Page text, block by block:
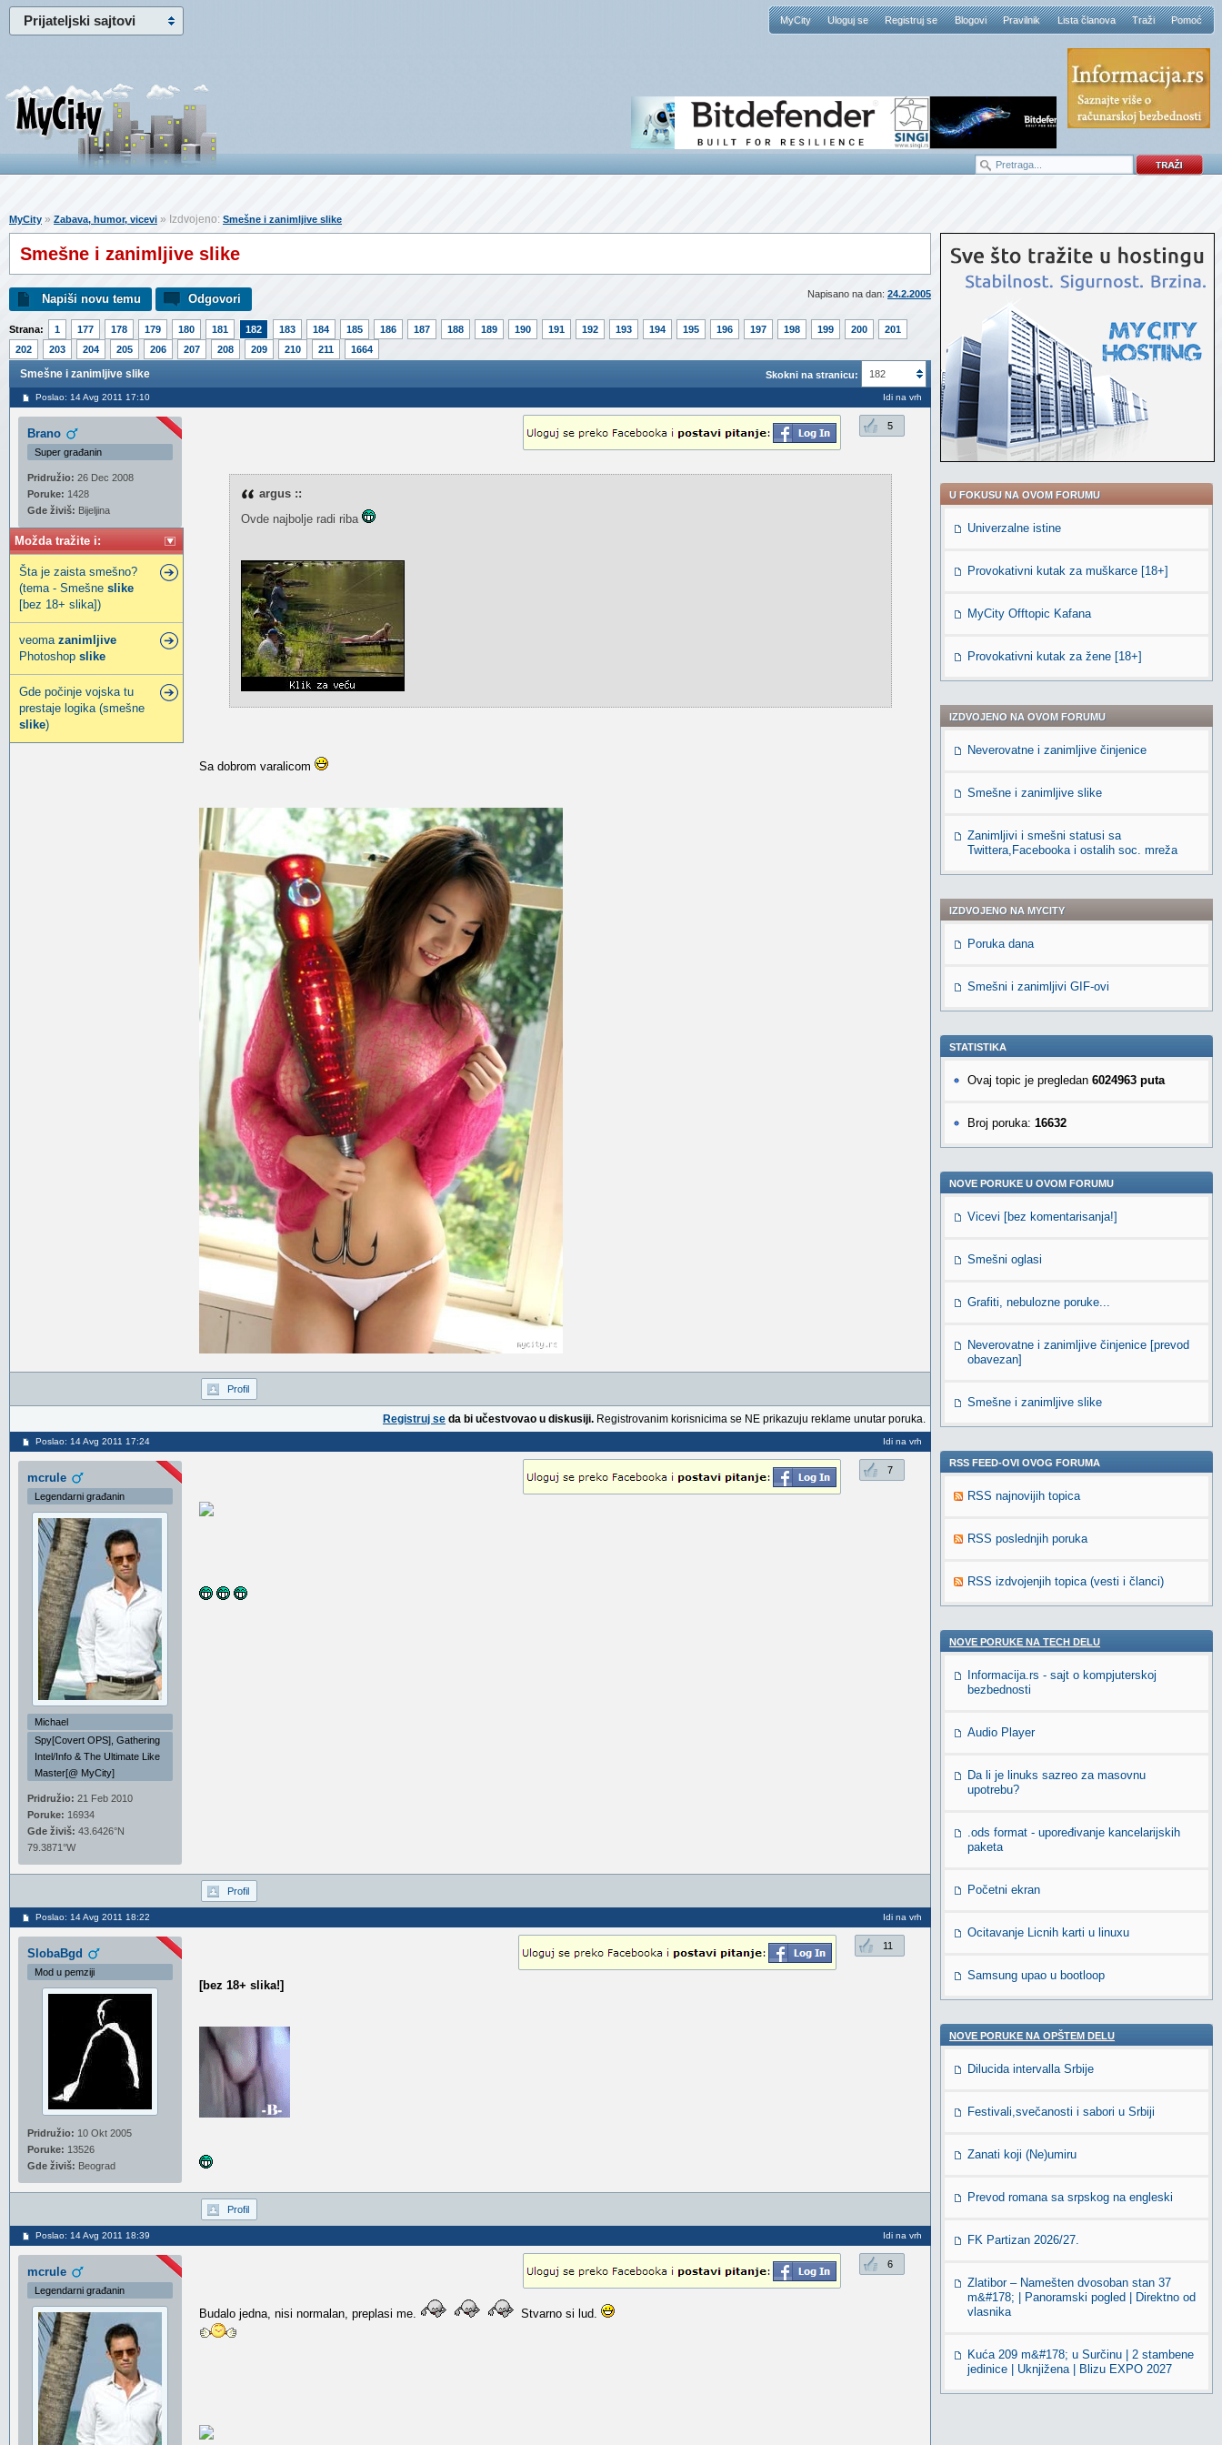
Prijateljski sajtovi MyCity Uloguj se Registruj se Blogovi Pravilnik Lista članova Traži Pomoć
Možda tražite i:
Šta je zaista smešno?
(tema - Smešne slike
[bez 18+ slika])
veoma zanimljive
Photoshop slike
Gde počinje vojska tu
prestaje logika (smešne
slike)
MyCity » Zabava, humor, vicevi » Izdvojeno: Smešne i zanimljive slike
Smešne i zanimljive slike
Napisano na dan: 24.2.2005
Napiši novu temu Odgovori
Strana: 1 177 178 179 180 181 182 183 184 185 186 187 188 189 190 191 192 193 194 195 196 197 198 199 200
201
202
203 204 205 206 207 208 209 210 211 1664
Skokni na stranicu: 182
Smešne i zanimljive slike
Poslao: 14 Avg 2011 17:10 Idi na vrh
Brano
Super građanin
Pridružio: 26 Dec 2008
Poruke: 1428
Gde živiš: Bijeljina
5
argus ::
Ovde najbolje radi riba
Sa dobrom varalicom
Profil
Registruj se da bi učestvovao u diskusiji. Registrovanim korisnicima se NE prikazuju reklame unutar poruka.
Poslao: 14 Avg 2011 17:24 Idi na vrh
mcrule
Legendarni građanin
Michael
Spy[Covert OPS], Gathering
Intel/Info & The Ultimate Like
Master[@ MyCity]
Pridružio: 21 Feb 2010
Poruke: 16934
Gde živiš: 43.6426°N
79.3871°W
7
Profil
Poslao: 14 Avg 2011 18:22 Idi na vrh
SlobaBgd
Mod u pemziji
Pridružio: 10 Okt 2005
Poruke: 13526
Gde živiš: Beograd
11
[bez 18+ slika!]
Profil
Poslao: 14 Avg 2011 18:39 Idi na vrh
mcrule
Legendarni građanin
6
Budalo jedna, nisi normalan, preplasi me. Stvarno si lud.
U FOKUSU NA OVOM FORUMU
Univerzalne istine
Provokativni kutak za muškarce [18+]
MyCity Offtopic Kafana
Provokativni kutak za žene [18+]
IZDVOJENO NA OVOM FORUMU
Neverovatne i zanimljive činjenice
Smešne i zanimljive slike
Zanimljivi i smešni statusi sa
Twittera,Facebooka i ostalih soc. mreža
IZDVOJENO NA MYCITY
Poruka dana
Smešni i zanimljivi GIF-ovi
STATISTIKA
Ovaj topic je pregledan 6024963 puta
Broj poruka: 16632
NOVE PORUKE U OVOM FORUMU
Vicevi [bez komentarisanja!]
Smešni oglasi
Grafiti, nebulozne poruke...
Neverovatne i zanimljive činjenice [prevod
obavezan]
Smešne i zanimljive slike
RSS FEED-OVI OVOG FORUMA
RSS najnovijih topica
RSS poslednjih poruka
RSS izdvojenjih topica (vesti i članci)
NOVE PORUKE NA TECH DELU
Informacija.rs - sajt o kompjuterskoj
bezbednosti
Audio Player
Da li je linuks sazreo za masovnu
upotrebu?
.ods format - upoređivanje kancelarijskih
paketa
Početni ekran
Ocitavanje Licnih karti u linuxu
Samsung upao u bootloop
NOVE PORUKE NA OPŠTEM DELU
Dilucida intervalla Srbije
Festivali,svečanosti i sabori u Srbiji
Zanati koji (Ne)umiru
Prevod romana sa srpskog na engleski
FK Partizan 2026/27.
Zlatibor – Namešten dvosoban stan 37
m&#178; | Panoramski pogled | Direktno od
vlasnika
Kuća 209 m&#178; u Surčinu | 2 stambene
jedinice | Uknjižena | Blizu EXPO 2027